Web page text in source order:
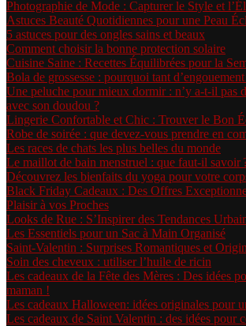
Photographie de Mode : Capturer le Style et
Astuces Beauté Quotidiennes pour une Peau
5 astuces pour des ongles sains et beaux
Comment choisir la bonne protection solaire
Cuisine Saine : Recettes Équilibrées pour la
Bola de grossesse : pourquoi tant
Une peluche pour mieux dormir : n’y a-t-il pas
avec son doudou ?
Lingerie Confortable et Chic : Trouver le Bon
Robe de soirée : que devez-vous prendre en
Les races de chats les plus belles du monde
Le maillot de bain menstruel : que faut-il savoir
Découvrez les bienfaits du yoga pour votre
Black Friday Cadeaux : Des Offres
Plaisir à vos Proches
Looks de Rue : S’Inspirer des Tendances
Les Essentiels pour un Sac à Main Organisé
Saint-Valentin : Surprises Romantiques et
Soin des cheveux : utiliser l’huile de ricin
Les cadeaux de la Fête des Mères : Des idées
maman !
Les cadeaux Halloween: idées originales pour
Les cadeaux de Saint Valentin : des idées pour